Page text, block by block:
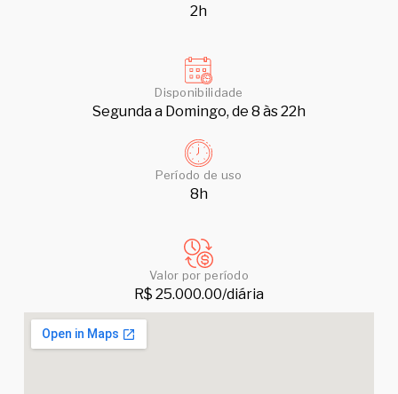
2h
Disponibilidade
Segunda a Domingo, de 8 às 22h
Período de uso
8h
Valor por período
R$ 25.000.00/diária